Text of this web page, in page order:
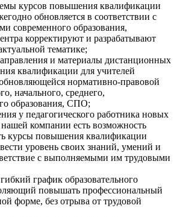
курсов повышения квалификации
обновляется в соответствии с
современного образования,
корректируют и разрабатывают
тематике;
и материалы дистанционных
квалификации для учителей
нормативно-правовой
начального, среднего,
образования, СПО;
у педагогического работника новых
нашей компании есть возможность
курсы повышения квалификации
уровень своих знаний, умений и
с выполняемыми им трудовыми
график образовательного
повышать профессиональный
форме, без отрыва от трудовой